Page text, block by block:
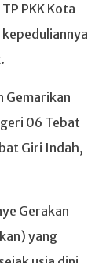
PKK Kota
Gemarikan
06 Tebat
Giri Indah,
Gerakan
yang